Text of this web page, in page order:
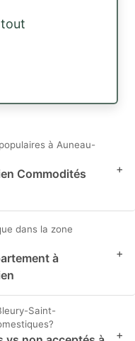
à Auneau-
Commodités
+
dans la zone
à
+
Saint-
+